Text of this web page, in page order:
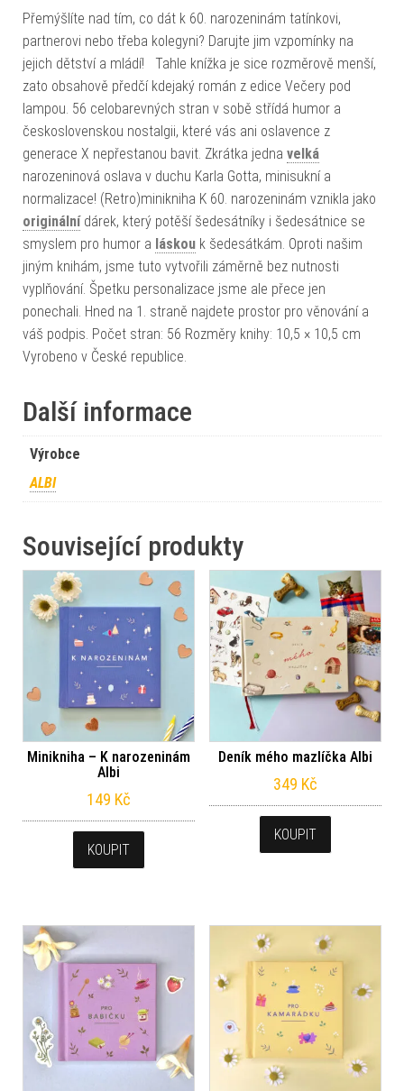
Přemýšlíte nad tím, co dát k 60. narozeninám tatínkovi,
partnerovi nebo třeba kolegyni? Darujte jim vzpomínky na
jejich dětství a mládí! Tahle knížka je sice rozměrově menší,
zato obsahově předčí kdejaký román z edice Večery pod
lampou. 56 celobarevných stran v sobě střídá humor a
československou nostalgii, které vás ani oslavence z
generace X nepřestanou bavit. Zkrátka jedna velká
narozeninová oslava v duchu Karla Gotta, minisukní a
normalizace! (Retro)minikniha K 60. narozeninám vznikla jako
originálnídárek, který potěší šedesátníky i šedesátnice se
smyslem pro humor a láskou k šedesátkám. Oproti našim
jiným knihám, jsme tuto vytvořili záměrně bez nutnosti
vyplňování. Špetku personalizace jsme ale přece jen
ponechali. Hned na 1. straně najdete prostor pro věnování a
váš podpis. Počet stran: 56 Rozměry knihy: 10,5 × 10,5 cm
Vyrobeno v České republice.
Další informace
Výrobce
ALBI
Související produkty
Minikniha – K narozeninám
Albi
149 Kč
KOUPIT
Deník mého mazlíčka Albi
349 Kč
KOUPIT